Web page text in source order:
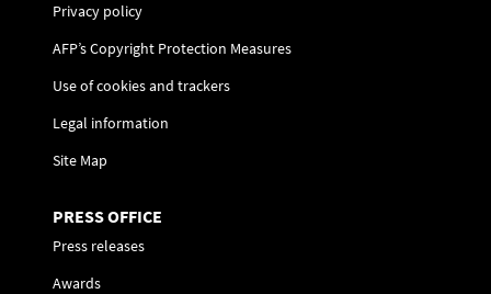
Privacy policy
AFP’s Copyright Protection Measures
Use of cookies and trackers
Legal information
Site Map
PRESS OFFICE
Press releases
Awards